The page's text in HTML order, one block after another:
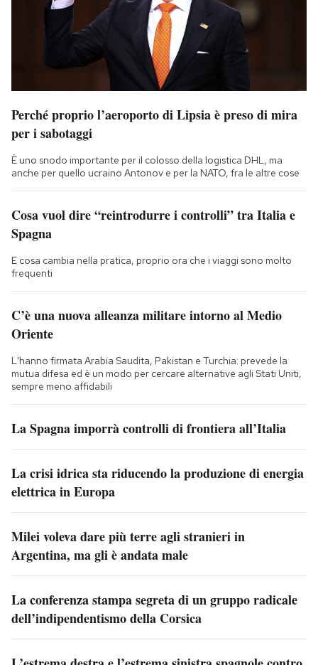
Perché proprio l’aeroporto di Lipsia è preso di mira
per i sabotaggi
È uno snodo importante per il colosso della logistica DHL, ma
anche per quello ucraino Antonov e per la NATO, fra le altre cose
Cosa vuol dire “reintrodurre i controlli” tra Italia e
Spagna
E cosa cambia nella pratica, proprio ora che i viaggi sono molto
frequenti
C’è una nuova alleanza militare intorno al Medio
Oriente
L'hanno firmata Arabia Saudita, Pakistan e Turchia: prevede la
mutua difesa ed è un modo per cercare alternative agli Stati Uniti,
sempre meno affidabili
La Spagna imporrà controlli di frontiera all’Italia
La crisi idrica sta riducendo la produzione di energia
elettrica in Europa
Milei voleva dare più terre agli stranieri in
Argentina, ma gli è andata male
La conferenza stampa segreta di un gruppo radicale
dell’indipendentismo della Corsica